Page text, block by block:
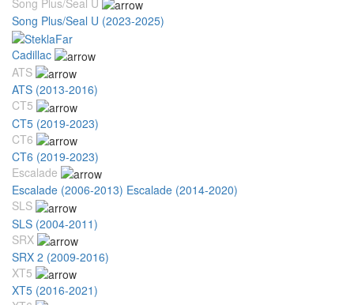
Song Plus/Seal U
Song Plus/Seal U (2023-2025)
Cadillac
ATS
ATS (2013-2016)
CT5
CT5 (2019-2023)
CT6
CT6 (2019-2023)
Escalade
Escalade (2006-2013) Escalade (2014-2020)
SLS
SLS (2004-2011)
SRX
SRX 2 (2009-2016)
XT5
XT5 (2016-2021)